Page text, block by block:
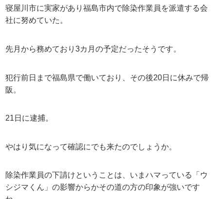
寝屋川市に実家があり福島市内で除染作業員を派遣する会
社に努めていた。
先月から務めており3カ月の予定だったそうです。
犯行前日まで福島県で働いており、その後20日に休みで帰
阪。
21日に逮捕。
やはり気になって確認にでも来たのでしょうか。
除染作業員の下請けということは、いまハマっている「ウ
シジマくん」の影響からかその道の方の印象が強いです